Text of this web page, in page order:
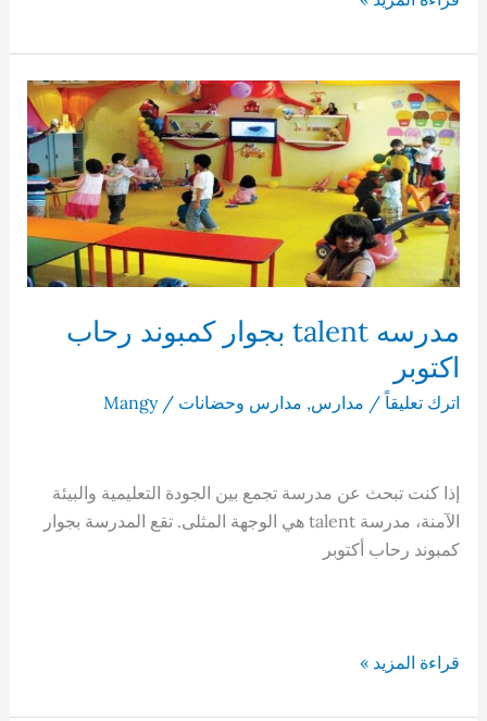
اكتوبر
رسمى
لغات
مدرسه talent بجوار كمبوند رحاب
اكتوبر
اترك تعليقاً / مدارس, مدارس وحضانات /
Mangy
إذا كنت تبحث عن مدرسة تجمع بين الجودة التعليمية والبيئة
الآمنة، مدرسة talent هي الوجهة المثلى. تقع المدرسة بجوار
كمبوند رحاب أكتوبر
مدرسه
قراءة المزيد »